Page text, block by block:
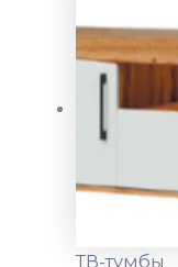
ТВ-тумбы